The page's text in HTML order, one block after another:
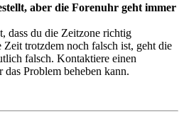
aber die Forenuhr geht immer
dass du die Zeitzone richtig
Zeit trotzdem noch falsch ist, geht die
falsch. Kontaktiere einen
Problem beheben kann.